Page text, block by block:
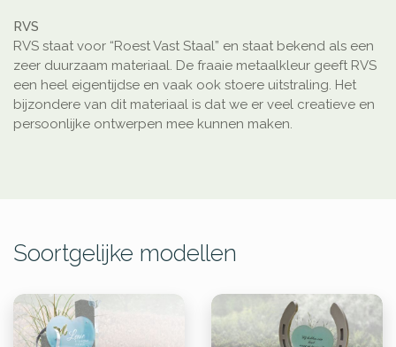
RVS
RVS staat voor “Roest Vast Staal” en staat bekend als een
zeer duurzaam materiaal. De fraaie metaalkleur geeft RVS
een heel eigentijdse en vaak ook stoere uitstraling. Het
bijzondere van dit materiaal is dat we er veel creatieve en
persoonlijke ontwerpen mee kunnen maken.
Soortgelijke modellen